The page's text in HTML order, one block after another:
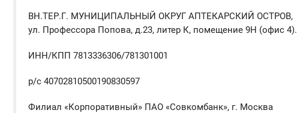
ВН.ТЕР.Г. МУНИЦИПАЛЬНЫЙ ОКРУГ АПТЕКАРСКИЙ ОСТРОВ,
ул. Профессора Попова, д.23, литер К, помещение 9Н (офис 4).
ИНН/КПП 7813336306/781301001
р/с 40702810500190830597
Филиал «Корпоративный» ПАО «Совкомбанк», г. Москва